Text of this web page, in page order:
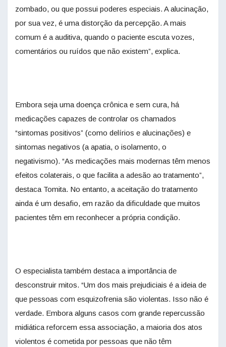
zombado, ou que possui poderes especiais. A alucinação,
por sua vez, é uma distorção da percepção. A mais
comum é a auditiva, quando o paciente escuta vozes,
comentários ou ruídos que não existem”, explica.
Embora seja uma doença crônica e sem cura, há
medicações capazes de controlar os chamados
“sintomas positivos” (como delírios e alucinações) e
sintomas negativos (a apatia, o isolamento, o
negativismo). “As medicações mais modernas têm menos
efeitos colaterais, o que facilita a adesão ao tratamento”,
destaca Tomita. No entanto, a aceitação do tratamento
ainda é um desafio, em razão da dificuldade que muitos
pacientes têm em reconhecer a própria condição.
O especialista também destaca a importância de
desconstruir mitos. “Um dos mais prejudiciais é a ideia de
que pessoas com esquizofrenia são violentas. Isso não é
verdade. Embora alguns casos com grande repercussão
midiática reforcem essa associação, a maioria dos atos
violentos é cometida por pessoas que não têm